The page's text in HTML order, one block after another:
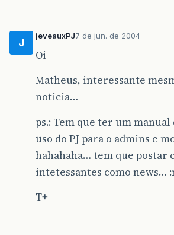
J
jeveauxPJ7 de jun. de 2004
Oi
Matheus, interessante
noticia…
ps.: Tem que ter um
uso do PJ para o admins e
hahahaha… tem que postar
intetessantes como news…
T+